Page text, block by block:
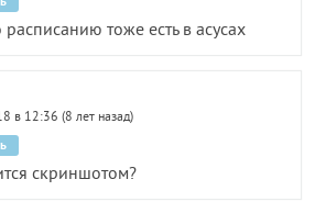
тоже есть в асусах
в 12:36 (8 лет назад)
скриншотом?